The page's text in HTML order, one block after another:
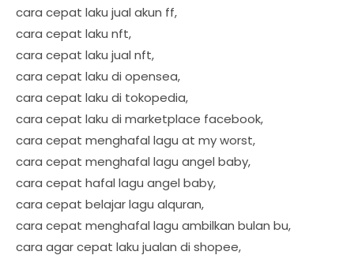
cara cepat laku jual akun ff,
cara cepat laku nft,
cara cepat laku jual nft,
cara cepat laku di opensea,
cara cepat laku di tokopedia,
cara cepat laku di marketplace facebook,
cara cepat menghafal lagu at my worst,
cara cepat menghafal lagu angel baby,
cara cepat hafal lagu angel baby,
cara cepat belajar lagu alquran,
cara cepat menghafal lagu ambilkan bulan bu,
cara agar cepat laku jualan di shopee,